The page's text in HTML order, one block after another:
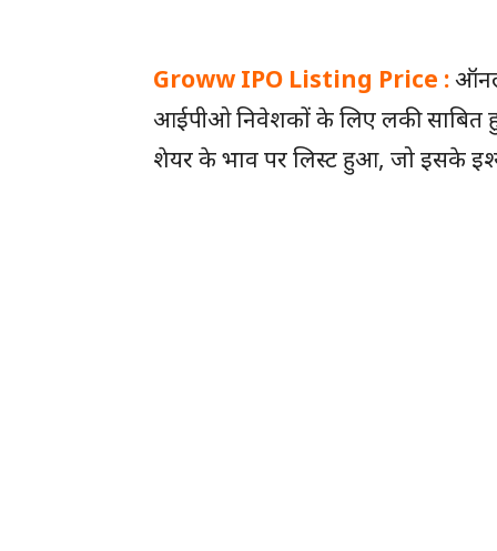
Groww IPO Listing Price :
आईपीओ निवेशकों के लिए लकी साबित
शेयर के भाव पर लिस्ट हुआ, जो इसके